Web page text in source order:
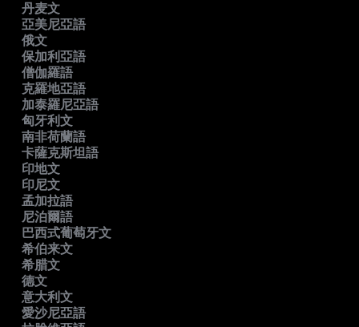
丹麦文
亞美尼亞語
俄文
保加利亞語
僧伽羅語
克羅地亞語
加泰羅尼亞語
匈牙利文
南非荷蘭語
卡薩克斯坦語
印地文
印尼文
孟加拉語
尼泊爾語
巴西式葡萄牙文
希伯来文
希腊文
德文
意大利文
愛沙尼亞語